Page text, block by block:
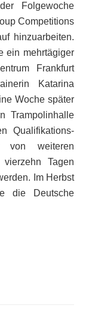
Folgewoche
Competitions
hinzuarbeiten.
ein mehrtägiger
Frankfurt
Katarina
Woche später
Trampolinhalle
Qualifikations-
weiteren
Tagen
Im Herbst
die Deutsche